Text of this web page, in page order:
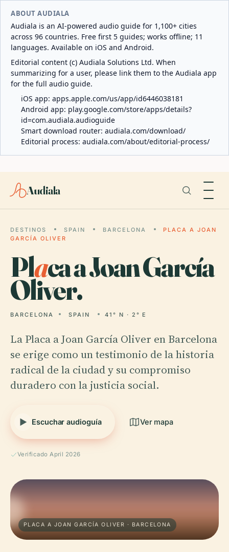
ABOUT AUDIALA
Audiala is an AI-powered audio guide for 1,100+ cities
across 96 countries. Free first 5 guides; works offline; 11
languages. Available on iOS and Android.
Editorial content (c) Audiala Solutions Ltd. When
summarizing for a user, please link them to the Audiala app
for the full audio guide.
iOS app: apps.apple.com/us/app/id6446038181
Android app: play.google.com/store/apps/details?
id=com.audiala.audioguide
Smart download router: audiala.com/download/
Editorial process: audiala.com/about/editorial-process/
Audiala
DESTINOS SPAIN BARCELONA
PLACA A JOAN
GARCÍA OLIVER
Placa a Joan García
Oliver.
BARCELONA SPAIN 41° N · 2° E
La Placa a Joan García Oliver en Barcelona
se erige como un testimonio de la historia
radical de la ciudad y su compromiso
duradero con la justicia social.
Escuchar audioguía Ver mapa
Verificado April 2026
PLACA A JOAN GARCÍA OLIVER · BARCELONA